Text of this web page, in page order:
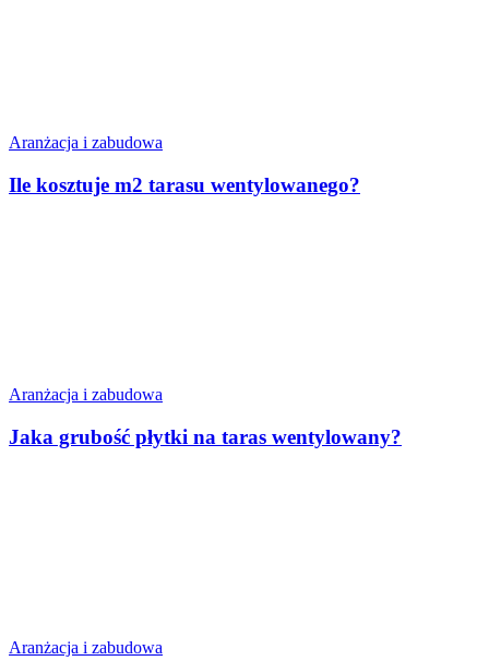
Aranżacja i zabudowa
Ile kosztuje m2 tarasu wentylowanego?
Aranżacja i zabudowa
Jaka grubość płytki na taras wentylowany?
Aranżacja i zabudowa